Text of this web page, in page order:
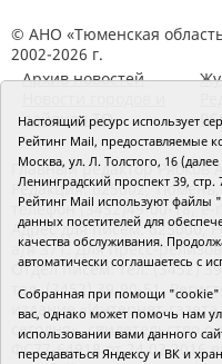
© АНО «Тюменская
2002-2026 г.
Архив новостей
районов ТО
Главный редактор Рябков
Редакция: 625002,
телефон (3452)49-00-18, e-
Адрес для писем: 625000,
а/я 371. Для пресс-
Отдел писем: тел. (3452)
тел. (3452) 39-90-51.
издание «Интернет-
сегодня»,
ФС77-64918 от 24.02.2016
Настоящий ресурс использует
Рейтинг Mail, предоставляемые
Москва, ул. Л. Толстого, 16
Ленинградский проспект 39,
Рейтинг Mail используют файлы
данных посетителей для
качества обслуживания.
автоматически соглашаетесь с
Собранная при помощи "cookie"
вас, однако может помочь нам
использовании вами данного
передаваться Яндексу и ВК и